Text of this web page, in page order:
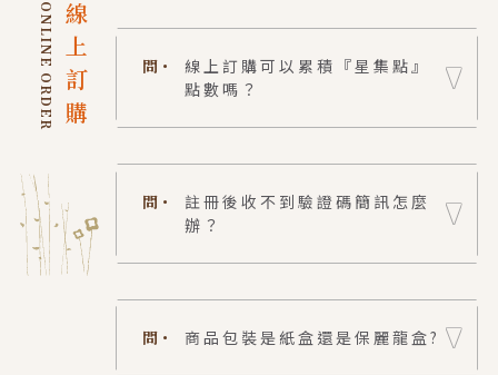
線上訂購
ONLINE ORDER 問・
線上訂購可以累積『星集點』
點數嗎？
問・
註冊後收不到驗證碼簡訊怎麼
辦？
問・ 商品包裝是紙盒還是保麗龍盒?